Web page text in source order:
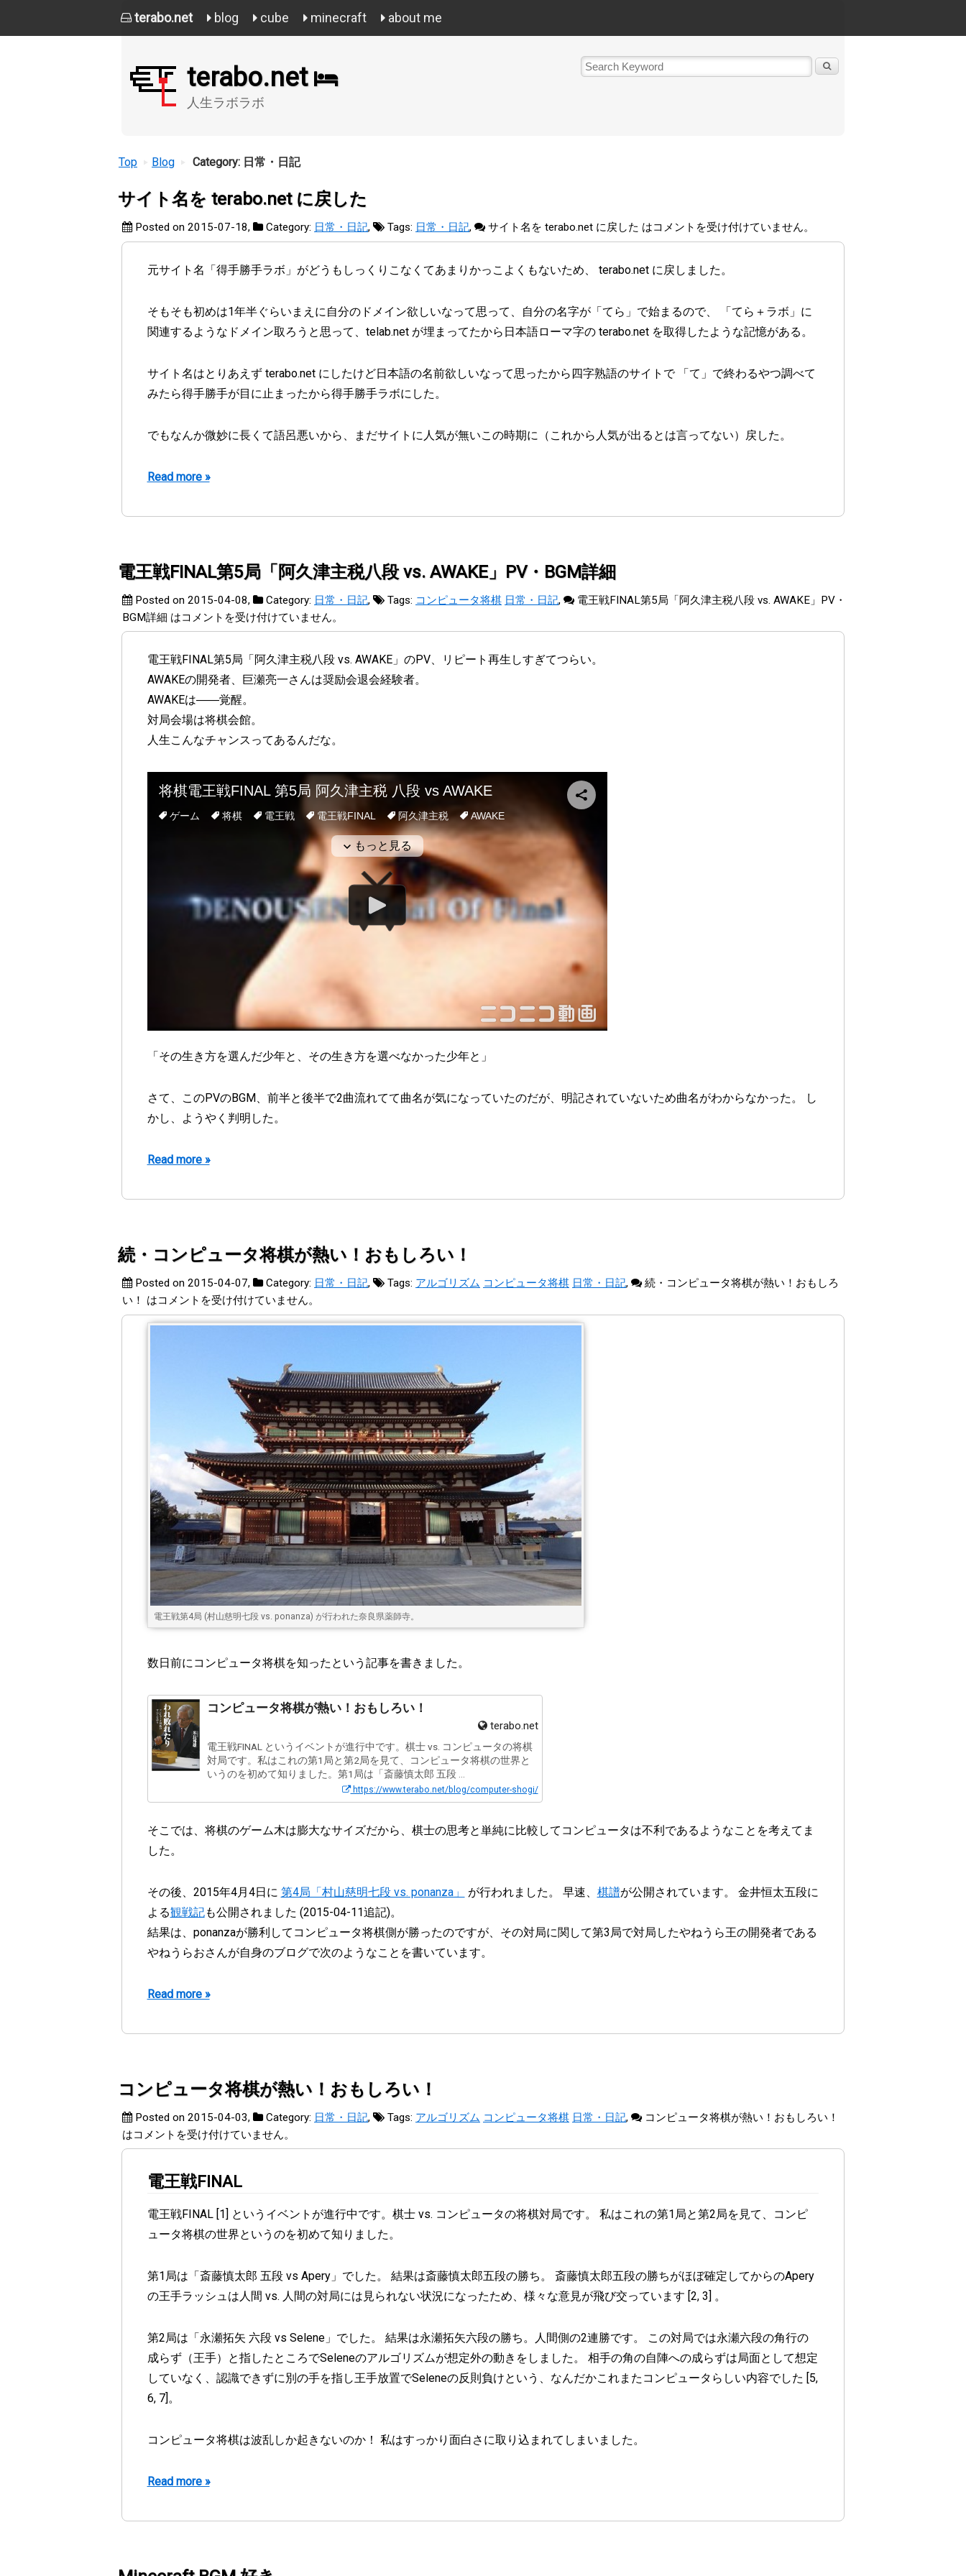
terabo.net blog cube minecraft about me
terabo.net
人生ラボラボ
Top Blog Category: 日常・日記
サイト名を terabo.net に戻した
Posted on 2015-07-18, Category: 日常・日記, Tags: 日常・日記, サイト名を terabo.net に戻した はコメントを受け付けていません。
元サイト名「得手勝手ラボ」がどうもしっくりこなくてあまりかっこよくもないため、 terabo.net に戻しました。
そもそも初めは1年半ぐらいまえに自分のドメイン欲しいなって思って、自分の名字が「てら」で始まるので、 「てら＋ラボ」に
関連するようなドメイン取ろうと思って、telab.net が埋まってたから日本語ローマ字の terabo.net を取得したような記憶がある。
サイト名はとりあえず terabo.net にしたけど日本語の名前欲しいなって思ったから四字熟語のサイトで 「て」で終わるやつ調べて
みたら得手勝手が目に止まったから得手勝手ラボにした。
でもなんか微妙に長くて語呂悪いから、まだサイトに人気が無いこの時期に（これから人気が出るとは言ってない）戻した。
Read more »
電王戦FINAL第5局「阿久津主税八段 vs. AWAKE」PV・BGM詳細
Posted on 2015-04-08, Category: 日常・日記, Tags: コンピュータ将棋 日常・日記,
電王戦FINAL第5局「阿久津主税八段 vs. AWAKE」PV・
BGM詳細 はコメントを受け付けていません。
電王戦FINAL第5局「阿久津主税八段 vs. AWAKE」のPV、リピート再生しすぎてつらい。
AWAKEの開発者、巨瀬亮一さんは奨励会退会経験者。
AWAKEは――覚醒。
対局会場は将棋会館。
人生こんなチャンスってあるんだな。
「その生き方を選んだ少年と、その生き方を選べなかった少年と」
さて、このPVのBGM、前半と後半で2曲流れてて曲名が気になっていたのだが、明記されていないため曲名がわからなかった。 し
かし、ようやく判明した。
Read more »
続・コンピュータ将棋が熱い！おもしろい！
Posted on 2015-04-07, Category: 日常・日記, Tags: アルゴリズム コンピュータ将棋 日常・日記,
続・コンピュータ将棋が熱い！おもしろ
い！ はコメントを受け付けていません。
電王戦第4局 (村山慈明七段 vs. ponanza) が行われた奈良県薬師寺。
数日前にコンピュータ将棋を知ったという記事を書きました。
コンピュータ将棋が熱い！おもしろい！
terabo.net
電王戦FINAL というイベントが進行中です。棋士 vs. コンピュータの将棋
対局です。私はこれの第1局と第2局を見て、コンピュータ将棋の世界と
いうのを初めて知りました。第1局は「斎藤慎太郎 五段 ...
https://www.terabo.net/blog/computer-shogi/
そこでは、将棋のゲーム木は膨大なサイズだから、棋士の思考と単純に比較してコンピュータは不利であるようなことを考えてま
した。
その後、2015年4月4日に 第4局「村山慈明七段 vs. ponanza」 が行われました。 早速、 棋譜が公開されています。 金井恒太五段に
よる観戦記も公開されました (2015-04-11追記)。
結果は、ponanzaが勝利してコンピュータ将棋側が勝ったのですが、その対局に関して第3局で対局したやねうら王の開発者である
やねうらおさんが自身のブログで次のようなことを書いています。
Read more »
コンピュータ将棋が熱い！おもしろい！
Posted on 2015-04-03, Category: 日常・日記, Tags: アルゴリズム コンピュータ将棋 日常・日記,
コンピュータ将棋が熱い！おもしろい！
はコメントを受け付けていません。
電王戦FINAL
電王戦FINAL [1] というイベントが進行中です。棋士 vs. コンピュータの将棋対局です。 私はこれの第1局と第2局を見て、コンピ
ュータ将棋の世界というのを初めて知りました。
第1局は「斎藤慎太郎 五段 vs Apery」でした。 結果は斎藤慎太郎五段の勝ち。 斎藤慎太郎五段の勝ちがほぼ確定してからのApery
の王手ラッシュは人間 vs. 人間の対局には見られない状況になったため、様々な意見が飛び交っています [2, 3] 。
第2局は「永瀬拓矢 六段 vs Selene」でした。 結果は永瀬拓矢六段の勝ち。人間側の2連勝です。 この対局では永瀬六段の角行の
成らず（王手）と指したところでSeleneのアルゴリズムが想定外の動きをしました。 相手の角の自陣への成らずは局面として想定
していなく、認識できずに別の手を指し王手放置でSeleneの反則負けという、なんだかこれまたコンピュータらしい内容でした [5,
6, 7]。
コンピュータ将棋は波乱しか起きないのか！ 私はすっかり面白さに取り込まれてしまいました。
Read more »